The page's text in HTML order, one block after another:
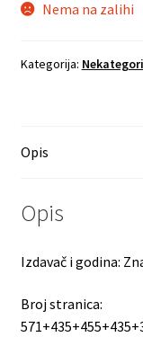
Nema na zalihi
Kategorija:
Opis
Opis
Izdavač i godina:
Broj stranica: